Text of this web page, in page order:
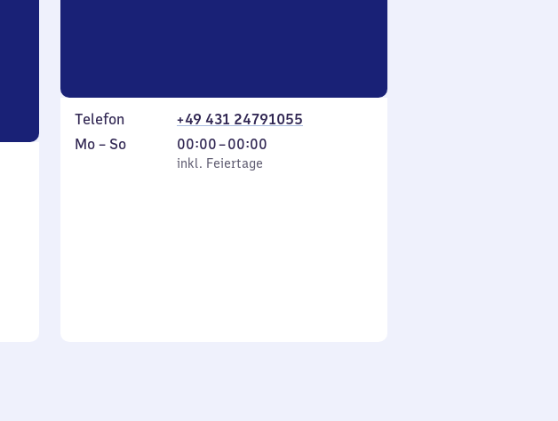
Telefon
+49 431 24791055
Montag
Mo – So,
inkl. Feiertage
00:00–00:00
Von
0
inkl. Feiertage